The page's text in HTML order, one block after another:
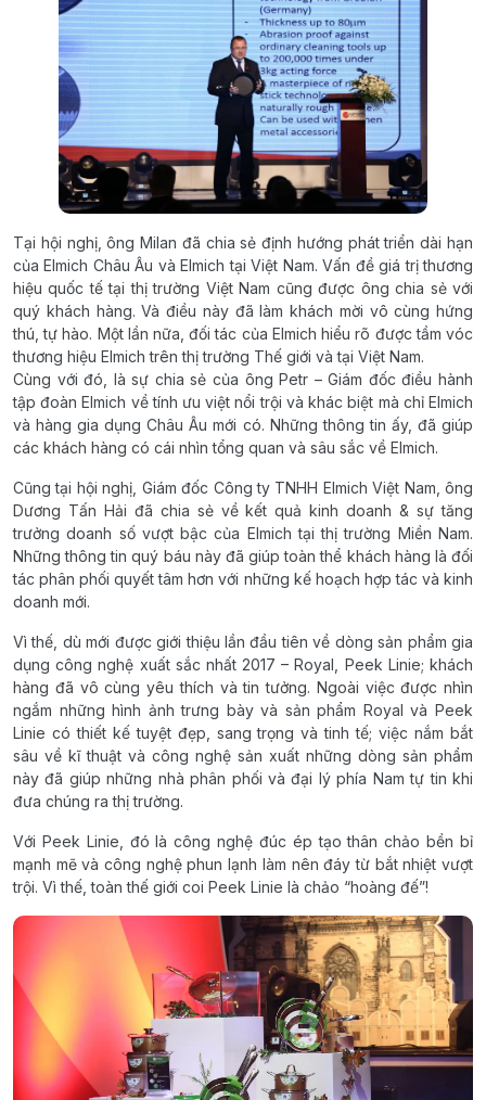
Tại hội nghị, ông Milan đã chia sẻ định hướng phát triển dài hạn
của Elmich Châu Âu và Elmich tại Việt Nam. Vấn đề giá trị thương
hiệu quốc tế tại thị trường Việt Nam cũng được ông chia sẻ với
quý khách hàng. Và điều này đã làm khách mời vô cùng hứng
thú, tự hào. Một lần nữa, đối tác của Elmich hiểu rõ được tầm vóc
thương hiệu Elmich trên thị trường Thế giới và tại Việt Nam.
Cùng với đó, là sự chia sẻ của ông Petr – Giám đốc điều hành
tập đoàn Elmich về tính ưu việt nổi trội và khác biệt mà chỉ Elmich
và hàng gia dụng Châu Âu mới có. Những thông tin ấy, đã giúp
các khách hàng có cái nhìn tổng quan và sâu sắc về Elmich.
Cũng tại hội nghị, Giám đốc Công ty TNHH Elmich Việt Nam, ông
Dương Tấn Hải đã chia sẻ về kết quả kinh doanh & sự tăng
trưởng doanh số vượt bậc của Elmich tại thị trường Miền Nam.
Những thông tin quý báu này đã giúp toàn thể khách hàng là đối
tác phân phối quyết tâm hơn với những kế hoạch hợp tác và kinh
doanh mới.
Vì thế, dù mới được giới thiệu lần đầu tiên về dòng sản phẩm gia
dụng công nghệ xuất sắc nhất 2017 – Royal, Peek Linie; khách
hàng đã vô cùng yêu thích và tin tưởng. Ngoài việc được nhìn
ngắm những hình ảnh trưng bày và sản phẩm Royal và Peek
Linie có thiết kế tuyệt đẹp, sang trọng và tinh tế; việc nắm bắt
sâu về kĩ thuật và công nghệ sản xuất những dòng sản phẩm
này đã giúp những nhà phân phối và đại lý phía Nam tự tin khi
đưa chúng ra thị trường.
Với Peek Linie, đó là công nghệ đúc ép tạo thân chảo bền bỉ
mạnh mẽ và công nghệ phun lạnh làm nên đáy từ bắt nhiệt vượt
trội. Vì thế, toàn thế giới coi Peek Linie là chảo “hoàng đế”!